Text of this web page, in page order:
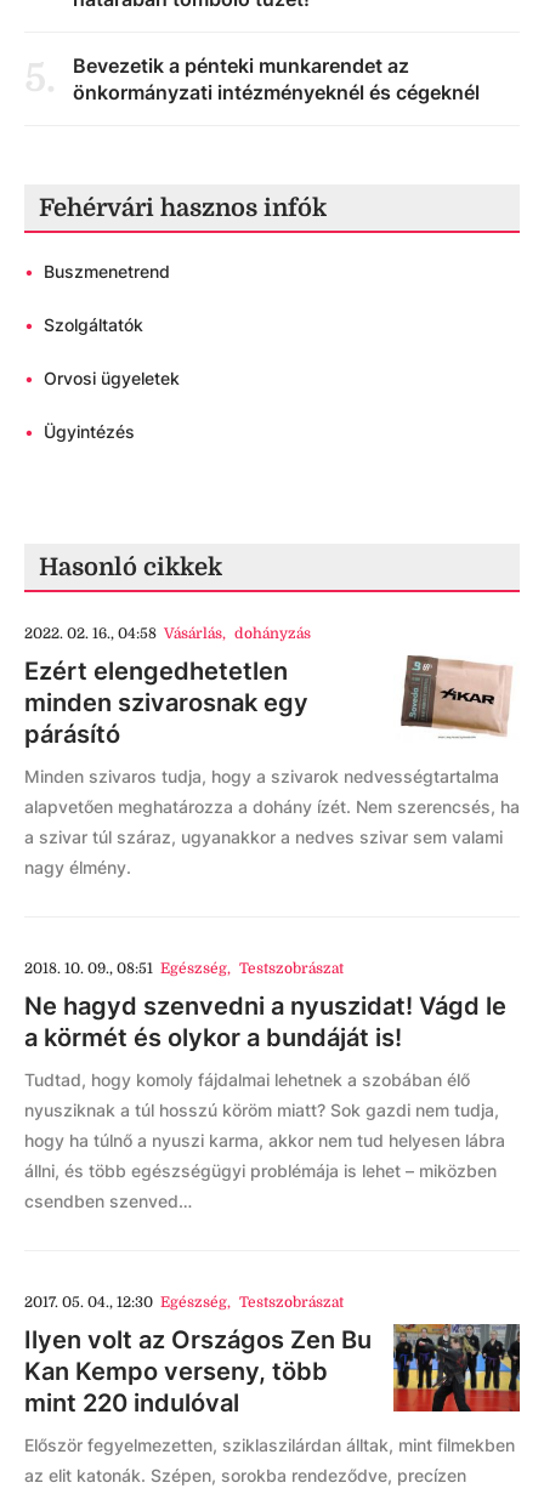
5.
Bevezetik a pénteki munkarendet az
önkormányzati intézményeknél és cégeknél
Fehérvári hasznos infók
• Buszmenetrend
• Szolgáltatók
• Orvosi ügyeletek
• Ügyintézés
Hasonló cikkek
2022. 02. 16., 04:58 Vásárlás, dohányzás
Ezért elengedhetetlen
minden szivarosnak egy
párásító
Minden szivaros tudja, hogy a szivarok nedvességtartalma
alapvetően meghatározza a dohány ízét. Nem szerencsés, ha
a szivar túl száraz, ugyanakkor a nedves szivar sem valami
nagy élmény.
2018. 10. 09., 08:51 Egészség, Testszobrászat
Ne hagyd szenvedni a nyuszidat! Vágd le
a körmét és olykor a bundáját is!
Tudtad, hogy komoly fájdalmai lehetnek a szobában élő
nyusziknak a túl hosszú köröm miatt? Sok gazdi nem tudja,
hogy ha túlnő a nyuszi karma, akkor nem tud helyesen lábra
állni, és több egészségügyi problémája is lehet – miközben
csendben szenved…
2017. 05. 04., 12:30 Egészség, Testszobrászat
Ilyen volt az Országos Zen Bu
Kan Kempo verseny, több
mint 220 indulóval
Először fegyelmezetten, sziklaszilárdan álltak, mint filmekben
az elit katonák. Szépen, sorokba rendeződve, precízen